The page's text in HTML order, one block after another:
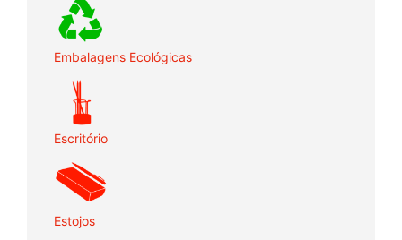
Embalagens Ecológicas
Escritório
Estojos